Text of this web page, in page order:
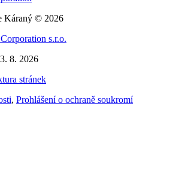
Káraný © 2026
s.r.o.
8. 2026
stránek
, Prohlášení o ochraně soukromí